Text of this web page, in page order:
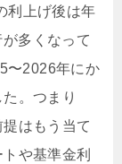
利上げ後は年
多くなって
〜2026年にか
。つまり
はもう当て
や基準金利